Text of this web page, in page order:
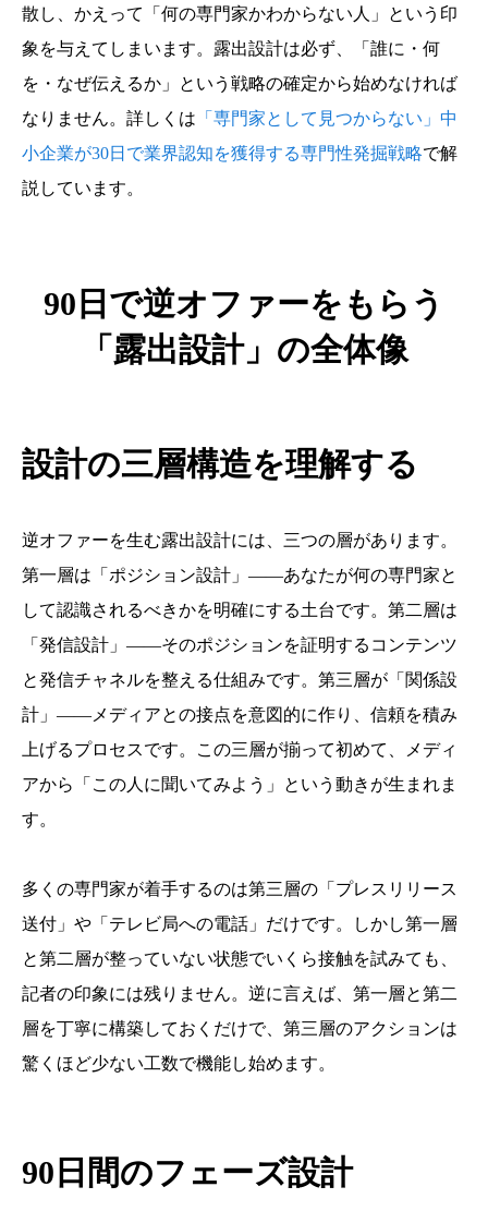
散し、かえって「何の専門家かわからない人」という印
象を与えてしまいます。露出設計は必ず、「誰に・何
を・なぜ伝えるか」という戦略の確定から始めなければ
なりません。詳しくは 「専門家として見つからない」中
小企業が30日で業界認知を獲得する専門性発掘戦略で解
説しています。
90日で逆オファーをもらう
「露出設計」の全体像
設計の三層構造を理解する
逆オファーを生む露出設計には、三つの層があります。
第一層は「ポジション設計」——あなたが何の専門家と
して認識されるべきかを明確にする土台です。第二層は
「発信設計」——そのポジションを証明するコンテンツ
と発信チャネルを整える仕組みです。第三層が「関係設
計」——メディアとの接点を意図的に作り、信頼を積み
上げるプロセスです。この三層が揃って初めて、メディ
アから「この人に聞いてみよう」という動きが生まれま
す。
多くの専門家が着手するのは第三層の「プレスリリース
送付」や「テレビ局への電話」だけです。しかし第一層
と第二層が整っていない状態でいくら接触を試みても、
記者の印象には残りません。逆に言えば、第一層と第二
層を丁寧に構築しておくだけで、第三層のアクションは
驚くほど少ない工数で機能し始めます。
90日間のフェーズ設計